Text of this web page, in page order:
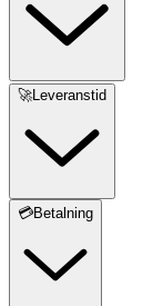
🚀Leveranstid
💳Betalning